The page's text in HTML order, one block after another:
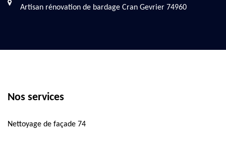
Artisan rénovation de bardage Cran Gevrier 74960
Nos services
Nettoyage de façade 74